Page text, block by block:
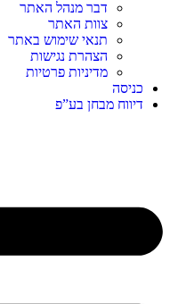
דבר מנהל האתר
צוות האתר
תנאי שימוש באתר
הצהרת נגישות
מדיניות פרטיות
כניסה
דיווח מבחן בע”פ